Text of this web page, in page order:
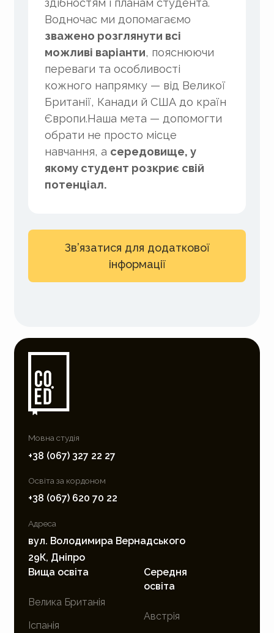
здібностям і планам студента.
Водночас ми допомагаємо
зважено розглянути всі
можливі варіанти, пояснюючи
переваги та особливості
кожного напрямку — від Великої
Британії, Канади й США до країн
Європи.Наша мета — допомогти
обрати не просто місце
навчання, а середовище, у
якому студент розкриє свій
потенціал.
Зв’язатися для додаткової
інформації
Мовна студія
+38 (067) 327 22 27
Освіта за кордоном
+38 (067) 620 70 22
Адреса
вул. Володимира Вернадського
29К, Дніпро
Вища освіта
Велика Британія
Іспанія
Середня
освіта
Австрія